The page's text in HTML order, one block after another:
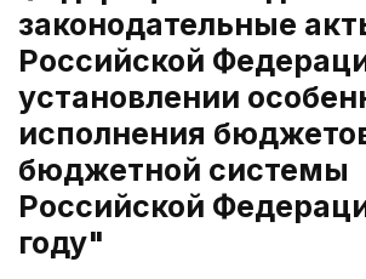
законодательные
Российской
установлении
исполнения
бюджетной системы
Российской
году"